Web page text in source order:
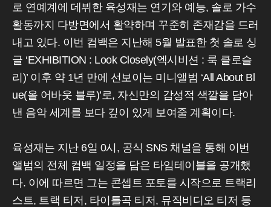
로 연예계에 데뷔한 육성재는 연기와 예능, 솔로 가수
활동까지 다방면에서 활약하며 꾸준히 존재감을 드러
내고 있다. 이번 컴백은 지난해 5월 발표한 첫 솔로 싱
글 ‘EXHIBITION : Look Closely(엑시비션 : 룩 클로슬
리)’ 이후 약 1년 만에 선보이는 미니앨범 ‘All About Bl
ue(올 어바웃 블루)’로, 자신만의 감성적 색깔을 담아
낸 음악 세계를 보다 깊이 있게 보여줄 계획이다.
육성재는 지난 6일 0시, 공식 SNS 채널을 통해 이번
앨범의 전체 컴백 일정을 담은 타임테이블을 공개했
다. 이에 따르면 그는 콘셉트 포토를 시작으로 트랙리
스트, 트랙 티저, 타이틀곡 티저, 뮤직비디오 티저 등